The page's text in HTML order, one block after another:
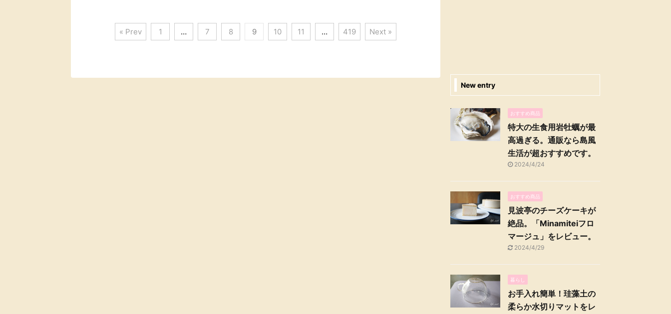
« Prev 1 … 7 8 9 10 11 … 419 Next »
New entry
おすすめ商品
特大の生食用岩牡蠣が最
高過ぎる。通販なら島風
生活が超おすすめです。
2024/4/24
おすすめ商品
見波亭のチーズケーキが
絶品。「Minamiteiフロ
マージュ」をレビュー。
2024/4/29
暮らし
お手入れ簡単！珪藻土の
柔らか水切りマットをレ